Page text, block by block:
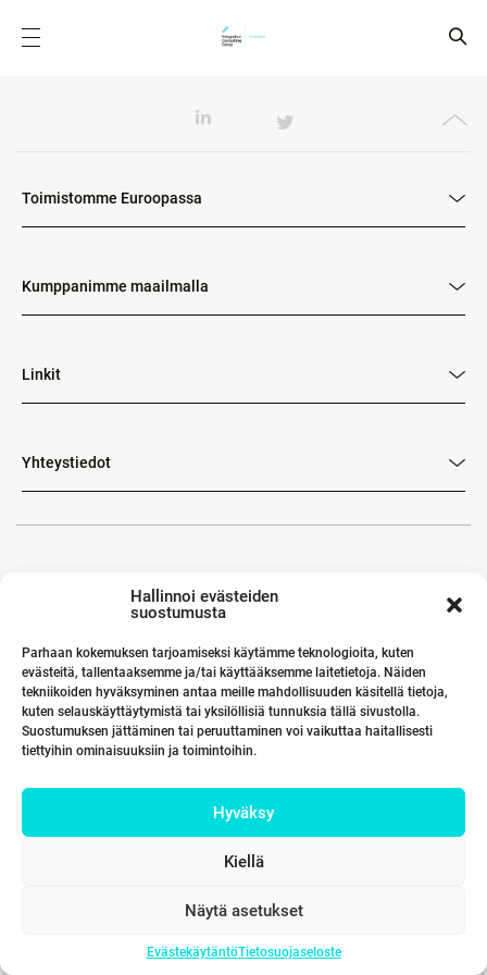
Hallinnoi evästeiden
suostumusta
Parhaan kokemuksen tarjoamiseksi käytämme teknologioita, kuten
evästeitä, tallentaaksemme ja/tai käyttääksemme laitetietoja. Näiden
tekniikoiden hyväksyminen antaa meille mahdollisuuden käsitellä tietoja,
kuten selauskäyttäytymistä tai yksilöllisiä tunnuksia tällä sivustolla.
Suostumuksen jättäminen tai peruuttaminen voi vaikuttaa haitallisesti
tiettyihin ominaisuuksiin ja toimintoihin.
Hyväksy
Kiellä
Näytä asetukset
EvästekäytäntöTietosuojaseloste
Toimistomme Euroopassa
Kumppanimme maailmalla
Linkit
Yhteystiedot